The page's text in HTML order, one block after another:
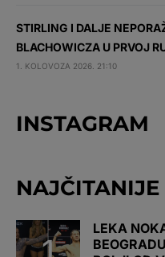
STIRLING I DALJE
BLACHOWICZA U PRVOJ
1. KOLOVOZA 2026. 21:10
INSTAGRAM
NAJČITANIJE
LEKA